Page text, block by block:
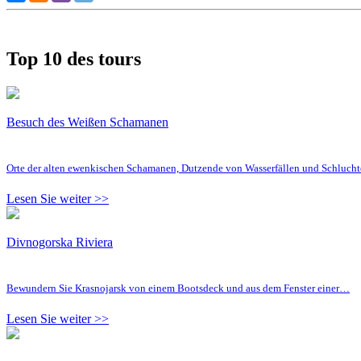
Top 10 des tours
Besuch des Weißen Schamanen
Orte der alten ewenkischen Schamanen, Dutzende von Wasserfällen und
Lesen Sie weiter >>
Divnogorska Riviera
Bewundern Sie Krasnojarsk von einem Bootsdeck und aus dem Fenster einer…
Lesen Sie weiter >>